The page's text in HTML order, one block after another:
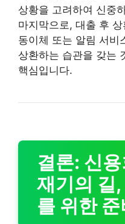
상황을 고려하여 신중
마지막으로, 대출 후
동이체 또는 알림 서비
상환하는 습관을 갖는
핵심입니다.
결론: 신
재기의 길
를 위한 준